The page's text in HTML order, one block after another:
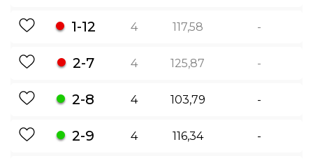
1-12 4 117,58 -
2-7 4 125,87 -
2-8 4 103,79 -
2-9 4 116,34 -